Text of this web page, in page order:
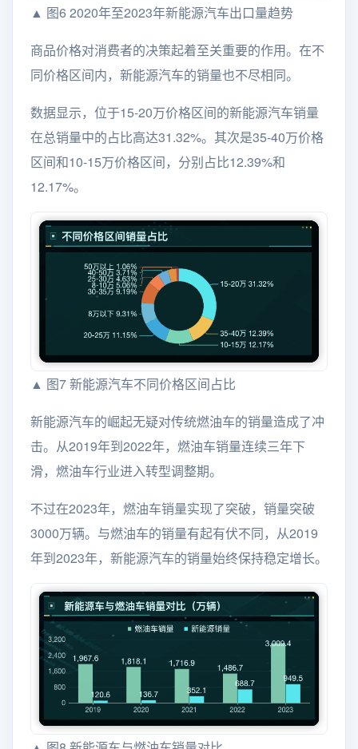
▲ 图6 2020年至2023年新能源汽车出口量趋势
商品价格对消费者的决策起着至关重要的作用。在不
同价格区间内，新能源汽车的销量也不尽相同。
数据显示，位于15-20万价格区间的新能源汽车销量
在总销量中的占比高达31.32%。其次是35-40万价格
区间和10-15万价格区间，分别占比12.39%和
12.17%。
▲ 图7 新能源汽车不同价格区间占比
新能源汽车的崛起无疑对传统燃油车的销量造成了冲
击。从2019年到2022年，燃油车销量连续三年下
滑，燃油车行业进入转型调整期。
不过在2023年，燃油车销量实现了突破，销量突破
3000万辆。与燃油车的销量有起有伏不同，从2019
年到2023年，新能源汽车的销量始终保持稳定增长。